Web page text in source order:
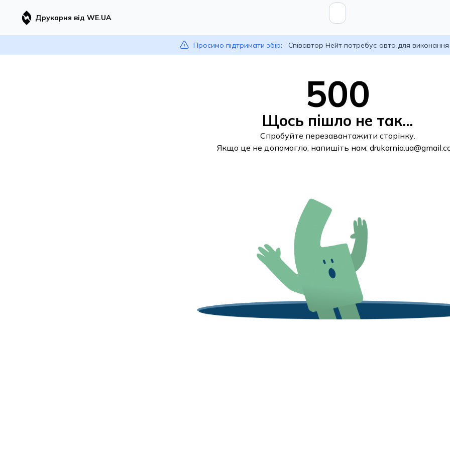
Друкарня від WE.UA
Просимо підтримати збір: Співавтор Нейт потребує авто для
500
Щось пішло не так...
Спробуйте перезавантажити сторінку.
Якщо це не допомогло, напишіть нам: